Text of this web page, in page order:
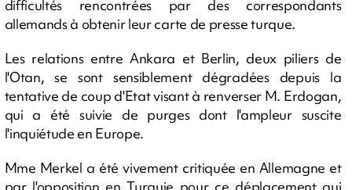
difficultés rencontrées par des correspondants
allemands à obtenir leur carte de presse turque.
Les relations entre Ankara et Berlin, deux piliers de
l'Otan, se sont sensiblement dégradées depuis la
tentative de coup d'Etat visant à renverser M. Erdogan,
qui a été suivie de purges dont l'ampleur suscite
l'inquiétude en Europe.
Mme Merkel a été vivement critiquée en Allemagne et
par l'opposition en Turquie pour ce déplacement qui